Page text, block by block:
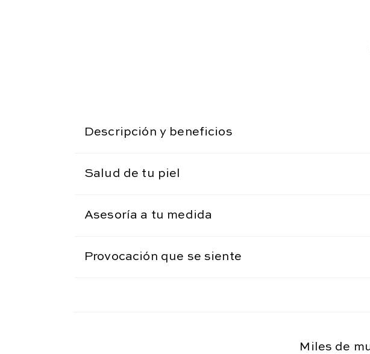
Descripción y beneficios
Salud de tu piel
Asesoría a tu medida
Provocación que se siente
Miles de